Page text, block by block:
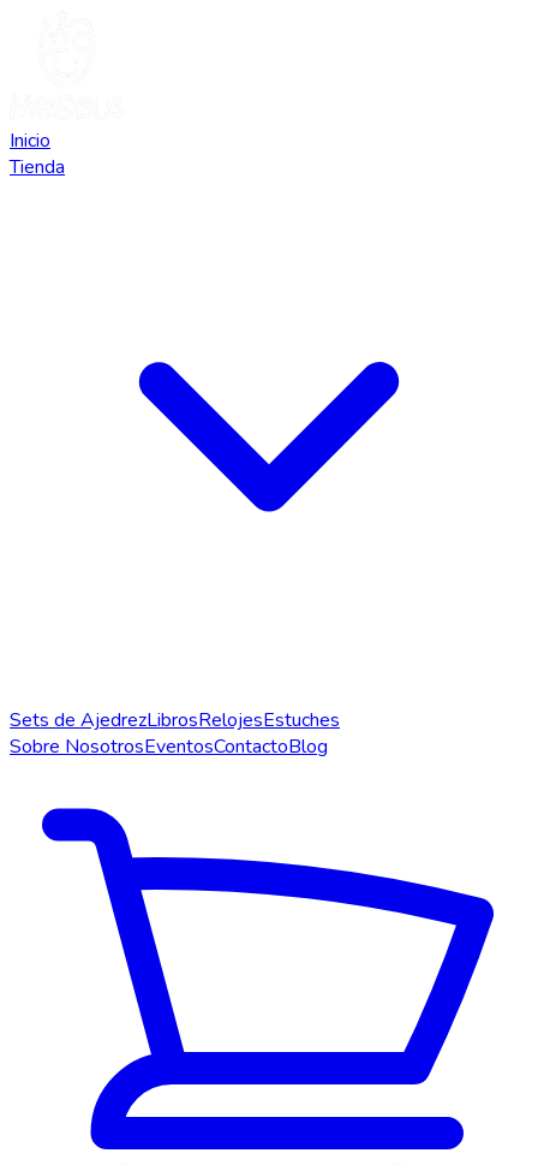
Inicio
Tienda
Sets de AjedrezLibrosRelojesEstuches
Sobre NosotrosEventosContactoBlog